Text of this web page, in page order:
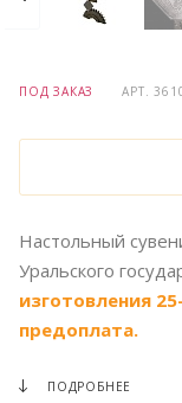
ПОД ЗАКАЗ АРТ.
Настольный
Уральского
изготовления
предоплата.
ПОДРОБНЕЕ